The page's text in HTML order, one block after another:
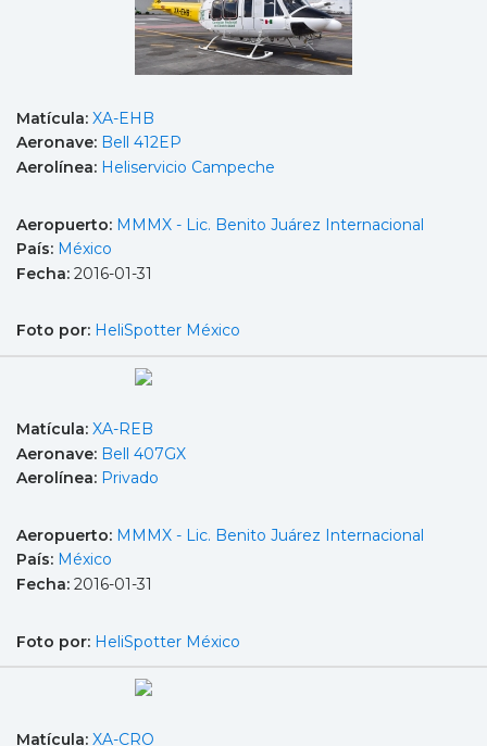
Matícula: XA-EHB
Aeronave: Bell 412EP
Aerolínea: Heliservicio Campeche
Aeropuerto: MMMX - Lic. Benito Juárez Internacional
País: México
Fecha: 2016-01-31
Foto por: HeliSpotter México
Matícula: XA-REB
Aeronave: Bell 407GX
Aerolínea: Privado
Aeropuerto: MMMX - Lic. Benito Juárez Internacional
País: México
Fecha: 2016-01-31
Foto por: HeliSpotter México
Matícula: XA-CRO